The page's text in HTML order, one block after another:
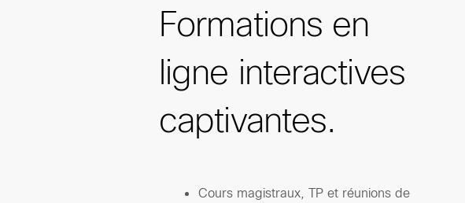
Formations en
ligne interactives
captivantes.
Cours magistraux, TP et réunions de